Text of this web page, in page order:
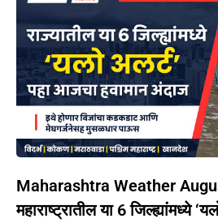
Maharashtra Weather
महाराष्ट्रातील या 6 जिल्ह्यांमध्ये